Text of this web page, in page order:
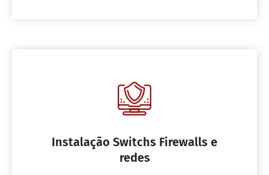
Instalação Switchs Firewalls e
redes